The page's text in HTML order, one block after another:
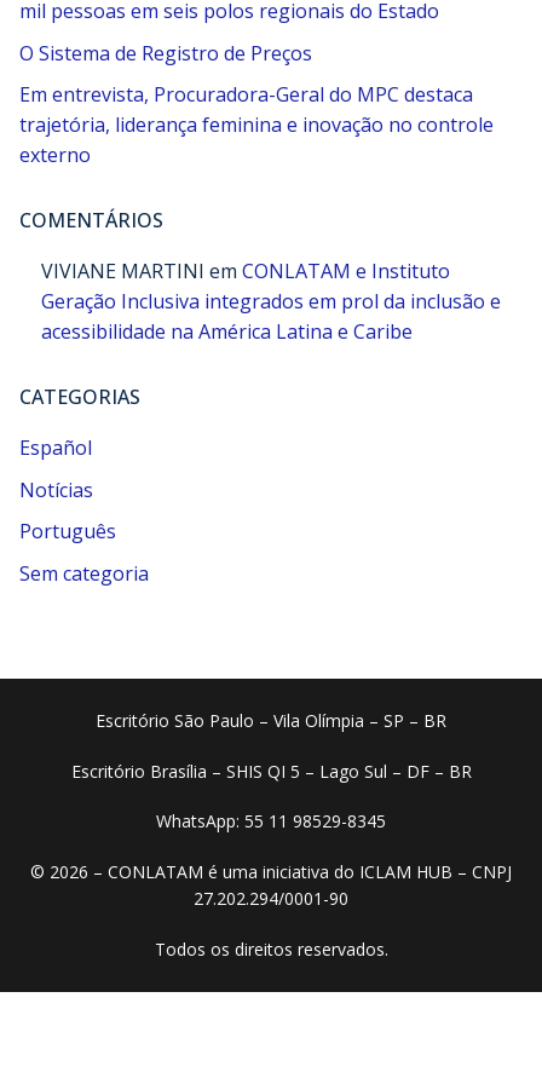
mil pessoas em seis polos regionais do Estado
O Sistema de Registro de Preços
Em entrevista, Procuradora-Geral do MPC destaca
trajetória, liderança feminina e inovação no controle
externo
COMENTÁRIOS
VIVIANE MARTINI em CONLATAM e Instituto
Geração Inclusiva integrados em prol da inclusão e
acessibilidade na América Latina e Caribe
CATEGORIAS
Español
Notícias
Português
Sem categoria
Escritório São Paulo – Vila Olímpia – SP – BR
Escritório Brasília – SHIS QI 5 – Lago Sul – DF – BR
WhatsApp: 55 11 98529-8345
© 2026 – CONLATAM é uma iniciativa do ICLAM HUB – CNPJ
27.202.294/0001-90
Todos os direitos reservados.​